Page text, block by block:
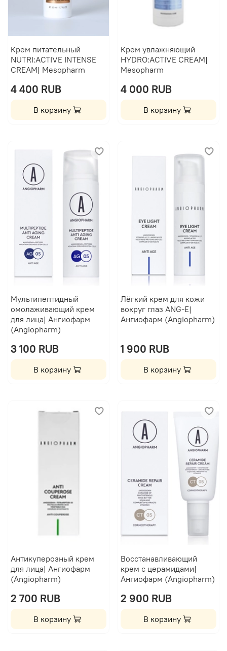
Крем питательный
NUTRI:ACTIVE INTENSE
CREAM| Mesopharm
4 400 RUB
В корзину
Крем увлажняющий
HYDRO:ACTIVE CREAM|
Mesopharm
4 000 RUB
В корзину
Мультипептидный
омолаживающий крем
для лица| Ангиофарм
(Angiopharm)
3 100 RUB
В корзину
Лёгкий крем для кожи
вокруг глаз ANG-E|
Ангиофарм (Angiopharm)
1 900 RUB
В корзину
Антикуперозный крем
для лица| Ангиофарм
(Angiopharm)
2 700 RUB
В корзину
Восстанавливающий
крем с церамидами|
Ангиофарм (Angiopharm)
2 900 RUB
В корзину